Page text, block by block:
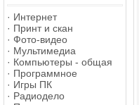
· Интернет
· Принт и скан
· Фото-видео
· Мультимедиа
· Компьютеры - общая
· Программное
· Игры ПК
· Радиодело